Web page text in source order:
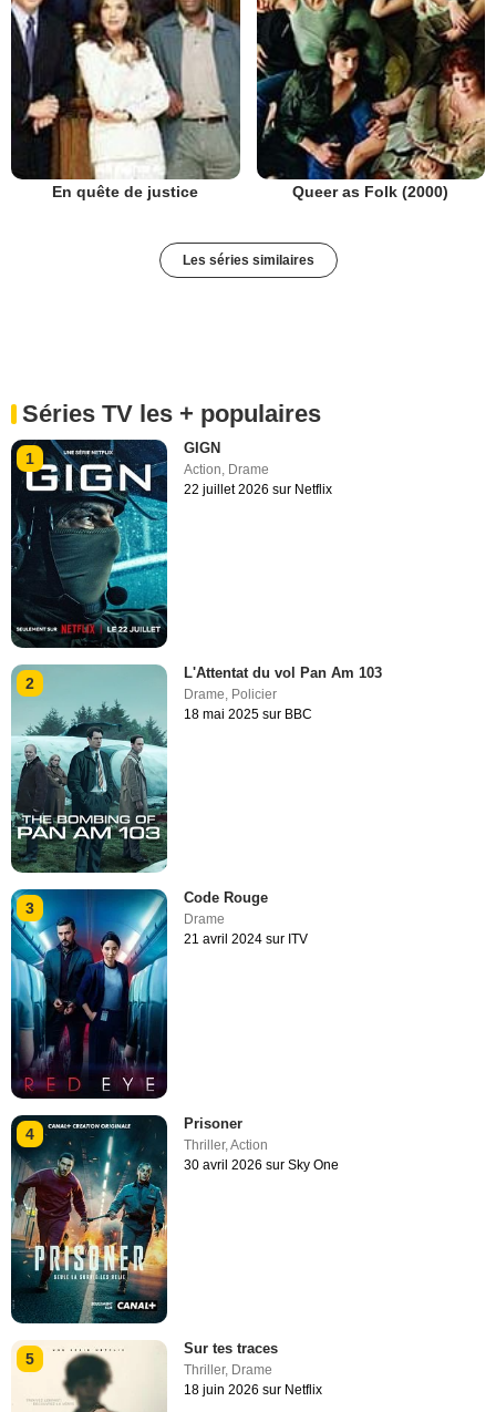
En quête de justice Queer as Folk (2000)
Les séries similaires
Séries TV les + populaires
1
GIGN
Action Drame
22 juillet 2026 sur Netflix
2
L'Attentat du vol Pan Am 103
Drame, Policier
18 mai 2025 sur BBC
3
Code Rouge
Drame
21 avril 2024 sur ITV
4
Prisoner
Thriller,Action
30 avril 2026 sur Sky One
5
Sur tes traces
Thriller, Drame
18 juin 2026 sur Netflix